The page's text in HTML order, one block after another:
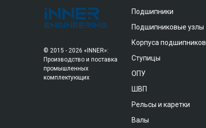
© 2015 - 2026 «INNER»:
Производство и поставка
промышленных
комплектующих
Подшипники
Подшипниковые узлы
Корпуса подшипников
Ступицы
ОПУ
ШВП
Рельсы и каретки
Валы